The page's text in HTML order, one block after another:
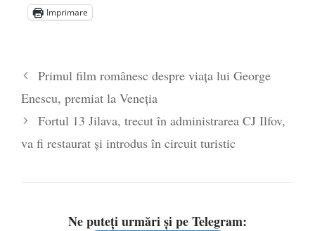
Alegeri controlate
Imprimare
Primul film românesc despre viața lui George
Enescu, premiat la Veneția
Fortul 13 Jilava, trecut în administrarea CJ Ilfov,
va fi restaurat și introdus în circuit turistic
Ne puteți urmări și pe Telegram: